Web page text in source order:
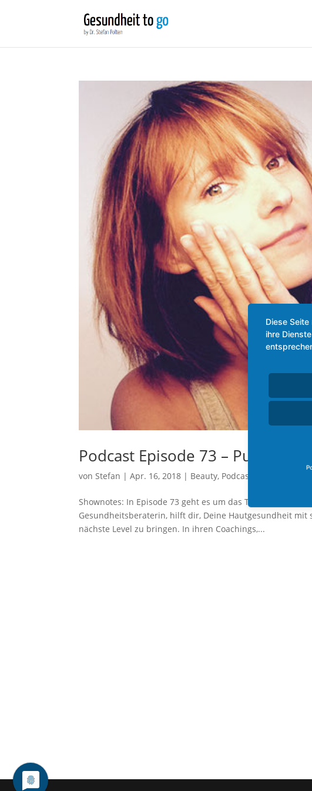
Wir benutzen Cookies um die Nutzerfreundlichkeit der Webseite zu
Podcast Episode 73 – Pure Habits
von Stefan |Apr. 16, 2018 | Beauty, Podcast
Shownotes: In Episode 73 geht es um das Thema Natural
Gesundheitsberaterin, hilft dir, Deine Hautgesundheit
nächste Level zu bringen. In ihren Coachings,...
Diese
ihre